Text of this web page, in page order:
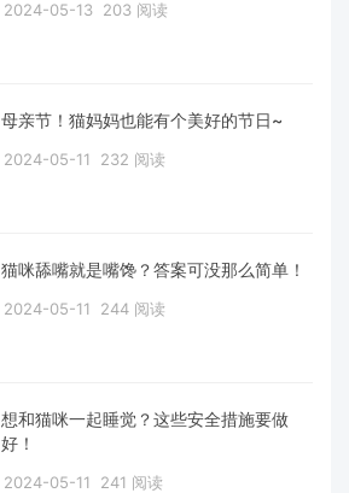
2024-05-13 203 阅读
母亲节！猫妈妈也能有个美好的节日~
2024-05-11 232 阅读
猫咪舔嘴就是嘴馋？答案可没那么简单！
2024-05-11 244 阅读
想和猫咪一起睡觉？这些安全措施要做
好！
2024-05-11 241 阅读